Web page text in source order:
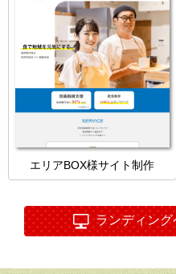
エリアBOX様サイト制作
ランディン